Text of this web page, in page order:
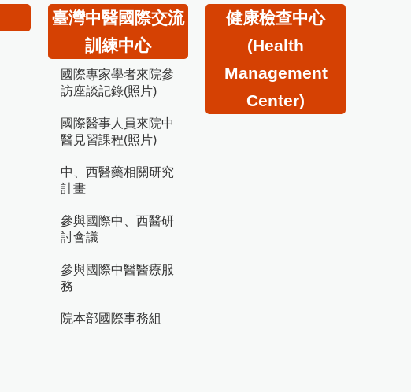
臺灣中醫國際交流
訓練中心
國際專家學者來院參
訪座談記錄(照片)
國際醫事人員來院中
醫見習課程(照片)
中、西醫藥相關研究
計畫
參與國際中、西醫研
討會議
參與國際中醫醫療服
務
院本部國際事務組
健康檢查中心
(Health
Management
Center)